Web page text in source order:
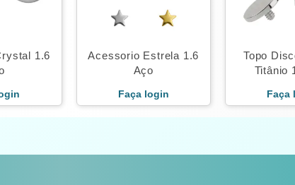
1.6
Acessorio Estrela 1.6
Aço
Faça login
Topo
Titânio
Faça